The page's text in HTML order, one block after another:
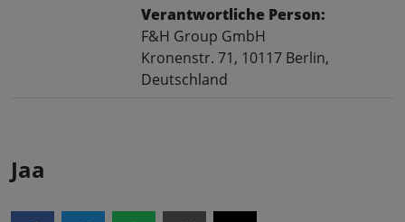
Verantwortliche Person:
F&H Group GmbH
Kronenstr. 71, 10117 Berlin,
Deutschland
Jaa